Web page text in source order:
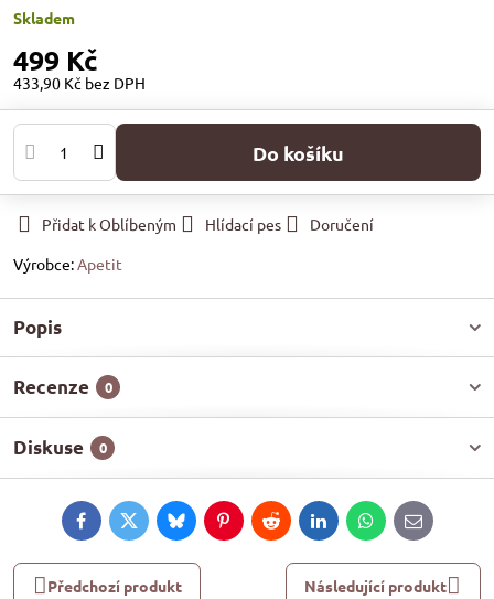
Skladem
499 Kč
433,90 Kč bez DPH
Do košíku
Přidat k Oblíbeným Hlídací pes
Doručení
Výrobce:Apetit
Popis
Recenze 0
Diskuse 0
FacebookTwitterBlueskyPinterestRedditLinkedInWhatsApp
E-
mail
Předchozí produkt Následující produkt